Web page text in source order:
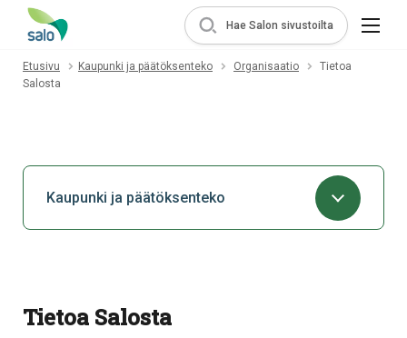
Hae Salon sivustoilta
Etusivu Kaupunki ja päätöksenteko Organisaatio
Tietoa
Salosta
Kaupunki ja päätöksenteko
Tietoa Salosta